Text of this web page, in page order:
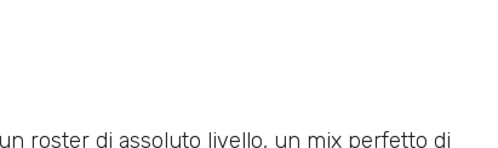
roster di assoluto livello, un mix perfetto di